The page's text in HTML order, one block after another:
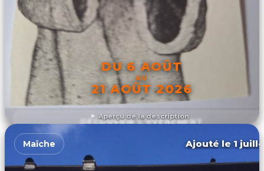
Aperçu de la description
DU 6 AOÛT
AU
21 AOÛT 2026
DÉCOUVRIR L'ÉVÉNEMENT
Maîche Ajouté le 1